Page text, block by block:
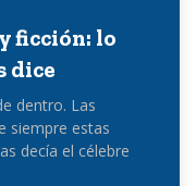
ficción: lo
dice
dentro. Las
siempre estas
decía el célebre